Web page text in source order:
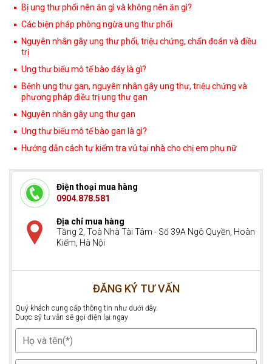
Bị ung thư phổi nên ăn gì và không nên ăn gì?
Các biện pháp phòng ngừa ung thư phổi
Nguyên nhân gây ung thư phổi, triệu chứng, chẩn đoán và điều
trị
Ung thư biểu mô tế bào đáy là gì?
Bệnh ung thư gan, nguyên nhân gây ung thư, triệu chứng và
phương pháp điều trị ung thư gan
Nguyên nhân gây ung thư gan
Ung thư biểu mô tế bào gan là gì?
Hướng dẫn cách tự kiểm tra vú tại nhà cho chị em phụ nữ
Điện thoại mua hàng
0904.878.581
Địa chỉ mua hàng
Tầng 2, Toà Nhà Tài Tâm - Số 39A Ngô Quyền, Hoàn
Kiếm, Hà Nội
ĐĂNG KÝ TƯ VẤN
Quý khách cung cấp thông tin như duới đây.
Dược sỹ tư vẫn sẽ gọi điện lại ngay